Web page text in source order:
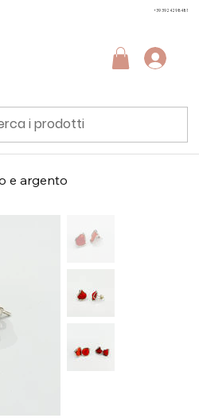
+39 3924298481
e argento